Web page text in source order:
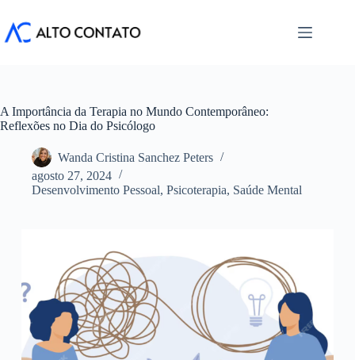
para
A Importância da Terapia no Mundo Contemporâneo:
Reflexões no Dia do Psicólogo
Wanda Cristina Sanchez Peters
agosto 27, 2024
Desenvolvimento Pessoal, Psicoterapia, Saúde Mental